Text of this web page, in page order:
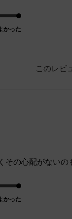
かった
このレビ
の心配がないの
かった